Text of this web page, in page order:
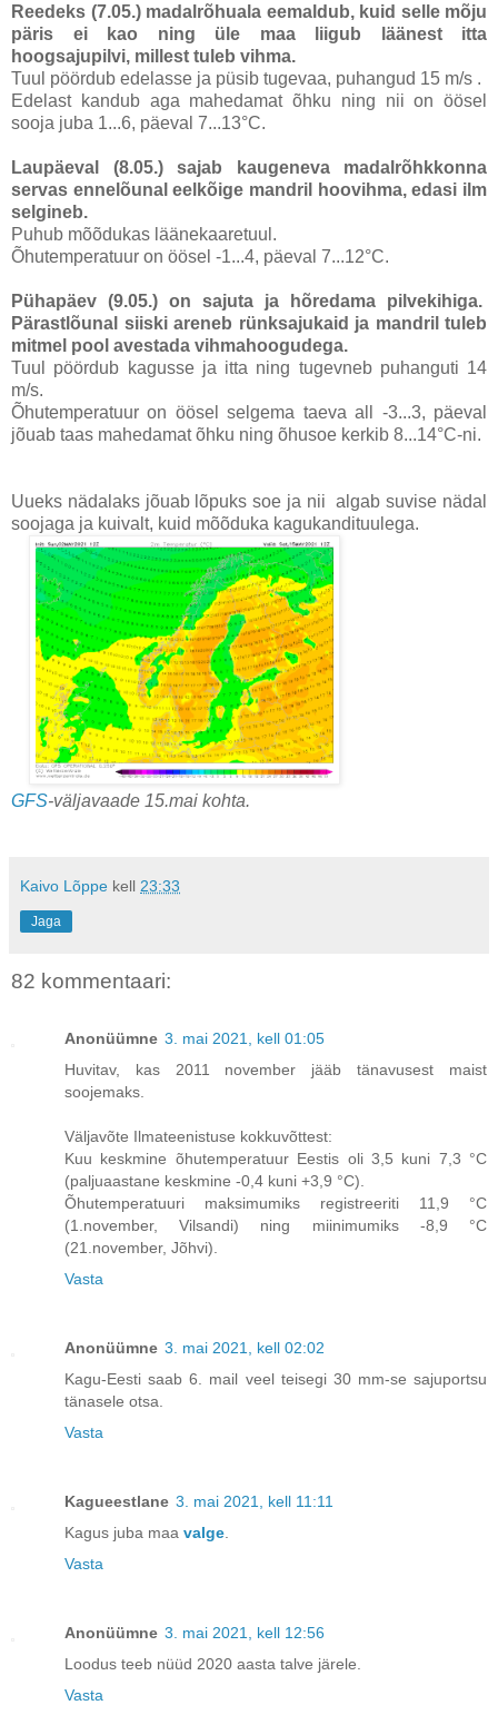
Reedeks (7.05.) madalrõhuala eemaldub, kuid selle mõju
päris ei kao ning üle maa liigub läänest itta
hoogsajupilvi, millest tuleb vihma.
Tuul pöördub edelasse ja püsib tugevaa, puhangud 15 m/s .
Edelast kandub aga mahedamat õhku ning nii on öösel
sooja juba 1...6, päeval 7...13°C.
Laupäeval (8.05.) sajab kaugeneva madalrõhkkonna
servas ennelõunal eelkõige mandril hoovihma, edasi ilm
selgineb.
Puhub mõõdukas läänekaaretuul.
Õhutemperatuur on öösel -1...4, päeval 7...12°C.
Pühapäev (9.05.) on sajuta ja hõredama pilvekihiga.
Pärastlõunal siiski areneb rünksajukaid ja mandril tuleb
mitmel pool avestada vihmahoogudega.
Tuul pöördub kagusse ja itta ning tugevneb puhanguti 14
m/s.
Õhutemperatuur on öösel selgema taeva all -3...3, päeval
jõuab taas mahedamat õhku ning õhusoe kerkib 8...14°C-ni.
Uueks nädalaks jõuab lõpuks soe ja nii algab suvise nädal
soojaga ja kuivalt, kuid mõõduka kagukandituulega.
GFS-väljavaade 15.mai kohta.
Kaivo Lõppe kell 23:33
Jaga
82 kommentaari:
Anonüümne 3. mai 2021, kell 01:05
Huvitav, kas 2011 november jääb tänavusest maist
soojemaks.
Väljavõte Ilmateenistuse kokkuvõttest:
Kuu keskmine õhutemperatuur Eestis oli 3,5 kuni 7,3 °C
(paljuaastane keskmine -0,4 kuni +3,9 °C).
Õhutemperatuuri maksimumiks registreeriti 11,9 °C
(1.november, Vilsandi) ning miinimumiks -8,9 °C
(21.november, Jõhvi).
Vasta
Anonüümne 3. mai 2021, kell 02:02
Kagu-Eesti saab 6. mail veel teisegi 30 mm-se sajuportsu
tänasele otsa.
Vasta
Kagueestlane 3. mai 2021, kell 11:11
Kagus juba maa valge
Vasta
Anonüümne 3. mai 2021, kell 12:56
Loodus teeb nüüd 2020 aasta talve järele.
Vasta